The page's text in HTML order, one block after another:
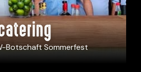
Botschaft Sommerfest